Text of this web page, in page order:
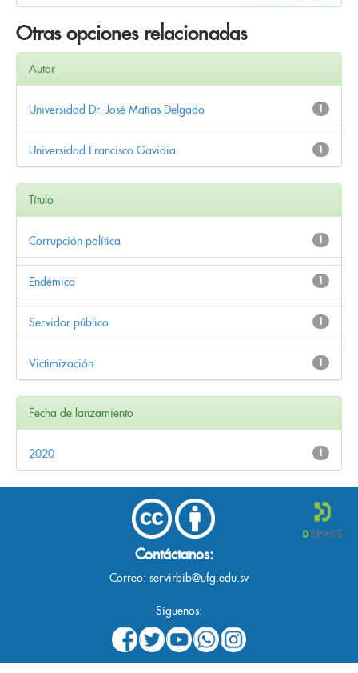
Otras opciones relacionadas
Autor
1
Universidad Dr. José Matías Delgado
1
Universidad Francisco Gavidia
Título
1
Corrupción política
1
Endémico
1
Servidor público
1
Victimización
Fecha de lanzamiento
1
2020
Contáctanos:
Correo: servirbib@ufg.edu.sv
Síguenos: